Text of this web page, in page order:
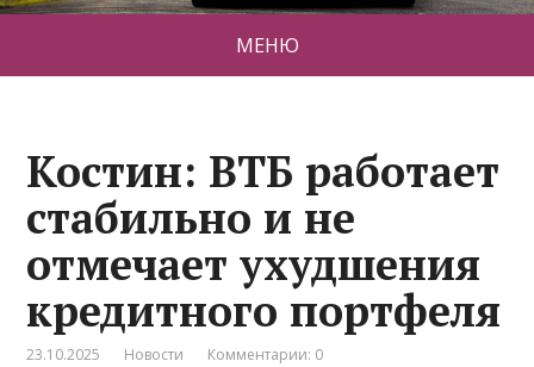
МЕНЮ
Костин: ВТБ работает
стабильно и не
отмечает ухудшения
кредитного портфеля
23.10.2025 Новости Комментарии: 0